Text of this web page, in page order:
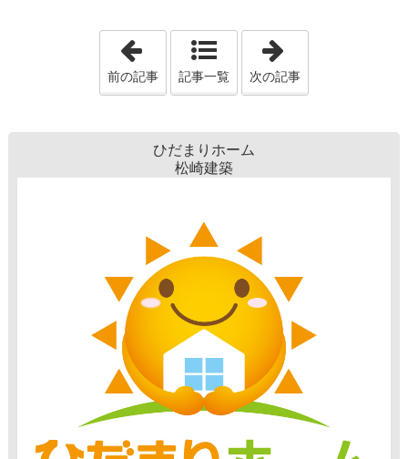
「建築士定期講習」
前の記事 記事一覧 次の記事
ひだまりホーム
松崎建築